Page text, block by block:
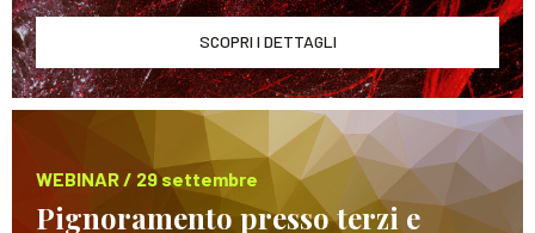
SCOPRI I DETTAGLI
WEBINAR / 29 settembre
Pignoramento presso terzi e